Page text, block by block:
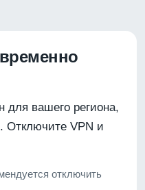
для вашего региона,
Отключите VPN и
отключить